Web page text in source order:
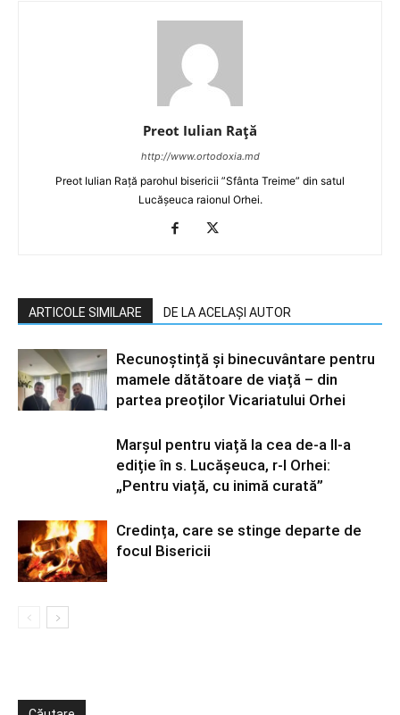
Preot Iulian Raţă
http://www.ortodoxia.md
Preot Iulian Rață parohul bisericii ”Sfânta Treime” din satul
Lucășeuca raionul Orhei.
ARTICOLE SIMILARE DE LA ACELAȘI AUTOR
Recunoștință și binecuvântare pentru
mamele dătătoare de viață – din
partea preoților Vicariatului Orhei
Marșul pentru viață la cea de-a II-a
ediție în s. Lucășeuca, r-l Orhei:
„Pentru viață, cu inimă curată”
Credința, care se stinge departe de
focul Bisericii